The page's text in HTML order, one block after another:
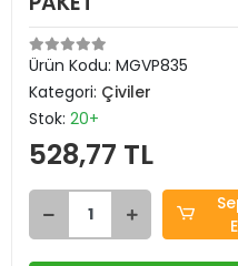
Ürün Kodu: MGVP835
Kategori: Çiviler
Stok: 20+
528,77 TL